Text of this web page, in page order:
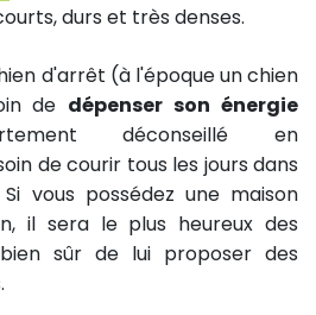
durs et très denses.
d'arrêt (à l'époque un chien
de dépenser son énergie
déconseillé en
de courir tous les jours dans
vous possédez une maison
il sera le plus heureux des
sûr de lui proposer des